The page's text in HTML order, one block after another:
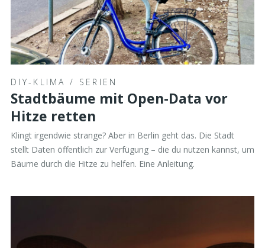
DIY-KLIMA / SERIEN
Stadtbäume mit Open-Data vor
Hitze retten
Klingt irgendwie strange? Aber in Berlin geht das. Die Stadt
stellt Daten öffentlich zur Verfügung – die du nutzen kannst, um
Bäume durch die Hitze zu helfen. Eine Anleitung.